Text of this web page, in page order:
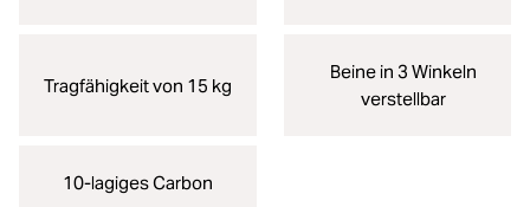
Tragfähigkeit von 15 kg
Beine in 3 Winkeln
verstellbar
10-lagiges Carbon